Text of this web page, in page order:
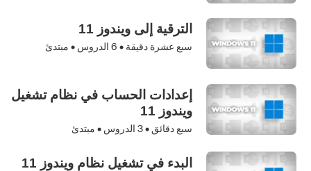
الترقية إلى ويندوز 11
سبع عشرة دقيقة • 6 الدروس • مبتدئ
إعدادات الحساب في نظام تشغيل
ويندوز 11
سبع دقائق •3 الدروس • مبتدئ
البدء في تشغيل نظام ويندوز 11